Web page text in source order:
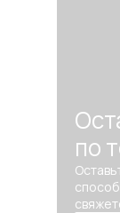
по